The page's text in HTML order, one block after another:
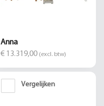
Anna
€ 13.319,00 (excl. btw)
Vergelijken